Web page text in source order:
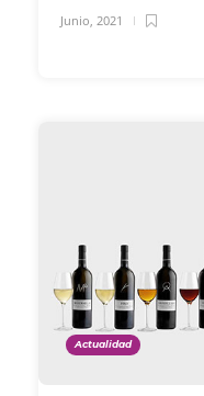
Junio, 2021
Actualidad